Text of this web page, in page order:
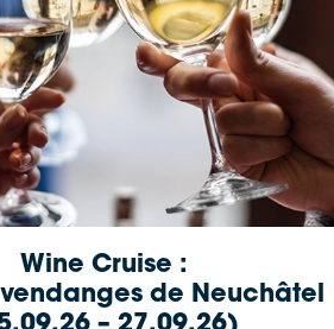
Wine Cruise :
vendanges de Neuchâtel